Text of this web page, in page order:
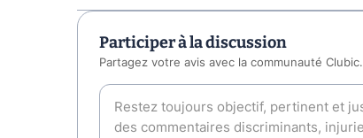
Participer à la discussion
Partagez votre avis avec la communauté Clubic.